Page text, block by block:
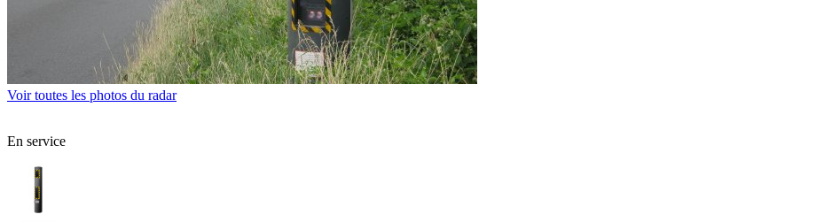
Voir toutes les photos du radar
En service